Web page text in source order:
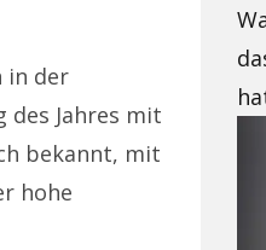
in der
Jahres mit
bekannt, mit
hohe